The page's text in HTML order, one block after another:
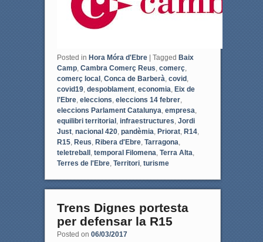
Posted in Hora Móra d'Ebre | Tagged Baix
Camp, Cambra Comerç Reus comerç,
comerç local, Conca de Barberà covid,
covid19, despoblament, economia Eix de
l'Ebre, eleccions eleccions 14 febrer,
eleccions Parlament Catalunya empresa
equilibri territorial, infraestructures Jordi
Just, nacional 420, pandèmia Priorat, R14,
R15, Reus Ribera d'Ebre, Tarragona
teletreball, temporal Filomena Terra Alta
Terres de l'Ebre, Territori, turisme
Trens Dignes portesta
per defensar la R15
Posted on 06/03/2017